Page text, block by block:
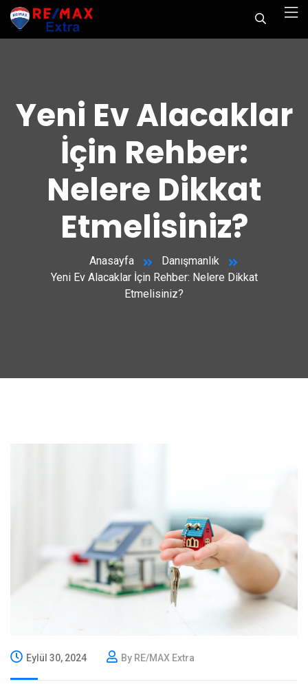
Yeni Ev Alacaklar
İçin Rehber:
Nelere Dikkat
Etmelisiniz?
Anasayfa
Danışmanlık
Yeni Ev Alacaklar İçin Rehber: Nelere Dikkat
Etmelisiniz?
Eylül 30, 2024 By RE/MAX Extra